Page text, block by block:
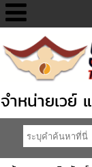
จำหน่ายเวย์